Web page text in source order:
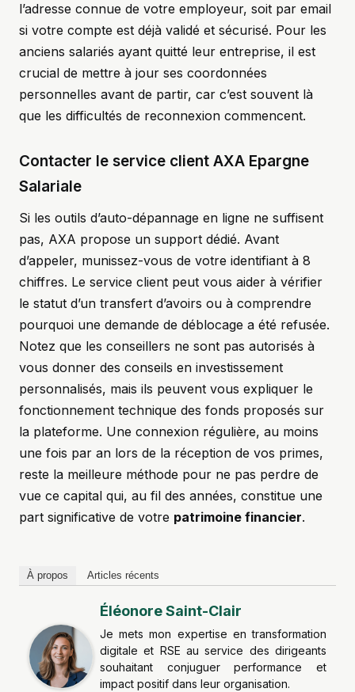
l’adresse connue de votre employeur, soit par email
si votre compte est déjà validé et sécurisé. Pour les
anciens salariés ayant quitté leur entreprise, il est
crucial de mettre à jour ses coordonnées
personnelles avant de partir, car c’est souvent là
que les difficultés de reconnexion commencent.
Contacter le service client AXA Epargne
Salariale
Si les outils d’auto-dépannage en ligne ne suffisent
pas, AXA propose un support dédié. Avant
d’appeler, munissez-vous de votre identifiant à 8
chiffres. Le service client peut vous aider à vérifier
le statut d’un transfert d’avoirs ou à comprendre
pourquoi une demande de déblocage a été refusée.
Notez que les conseillers ne sont pas autorisés à
vous donner des conseils en investissement
personnalisés, mais ils peuvent vous expliquer le
fonctionnement technique des fonds proposés sur
la plateforme. Une connexion régulière, au moins
une fois par an lors de la réception de vos primes,
reste la meilleure méthode pour ne pas perdre de
vue ce capital qui, au fil des années, constitue une
part significative de votre patrimoine financier.
À propos Articles récents
Éléonore Saint-Clair
Je mets mon expertise en transformation
digitale et RSE au service des dirigeants
souhaitant conjuguer performance et
impact positif dans leur organisation.